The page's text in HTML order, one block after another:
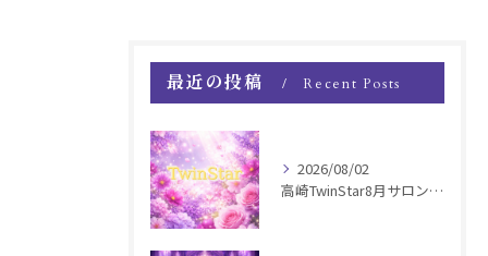
最近の投稿 Recent Posts
2026/08/02
高崎TwinStar8月サロンお知らせ